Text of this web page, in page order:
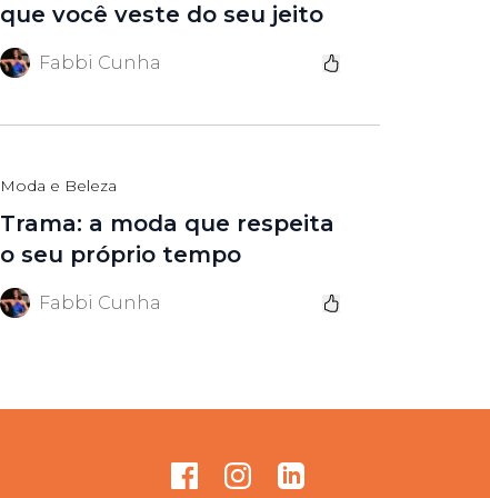
que você veste do seu jeito
Fabbi Cunha
Moda e Beleza
Trama: a moda que respeita
o seu próprio tempo
Fabbi Cunha
FacebookInstagramGitHub